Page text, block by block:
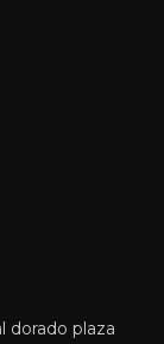
dorado plaza